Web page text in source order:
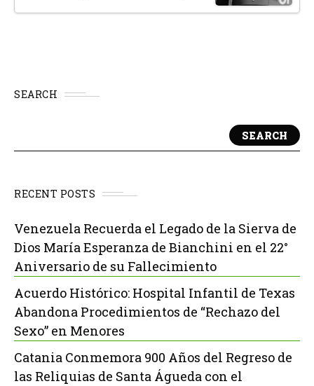
SEARCH
SEARCH
RECENT POSTS
Venezuela Recuerda el Legado de la Sierva de
Dios María Esperanza de Bianchini en el 22°
Aniversario de su Fallecimiento
Acuerdo Histórico: Hospital Infantil de Texas
Abandona Procedimientos de “Rechazo del
Sexo” en Menores
Catania Conmemora 900 Años del Regreso de
las Reliquias de Santa Águeda con el